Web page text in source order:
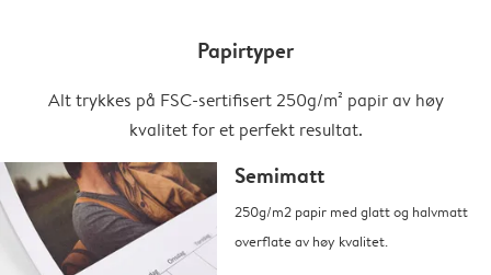
Papirtyper
Alt trykkes på FSC-sertifisert 250g/m² papir av høy
kvalitet for et perfekt resultat.
Semimatt
250g/m2 papir med glatt og halvmatt
overflate av høy kvalitet.